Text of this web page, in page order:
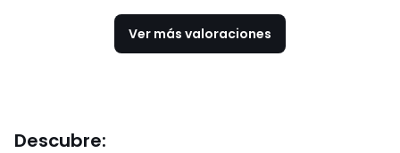
Ver más valoraciones
Descubre: